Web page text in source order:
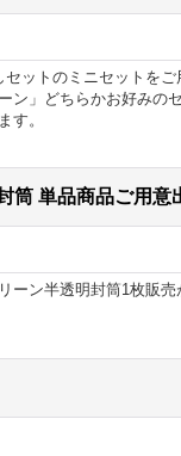
ットのミニセットをご
ン」どちらかお好みの
す。
筒 単品商品ご用意
ーン半透明封筒1枚販